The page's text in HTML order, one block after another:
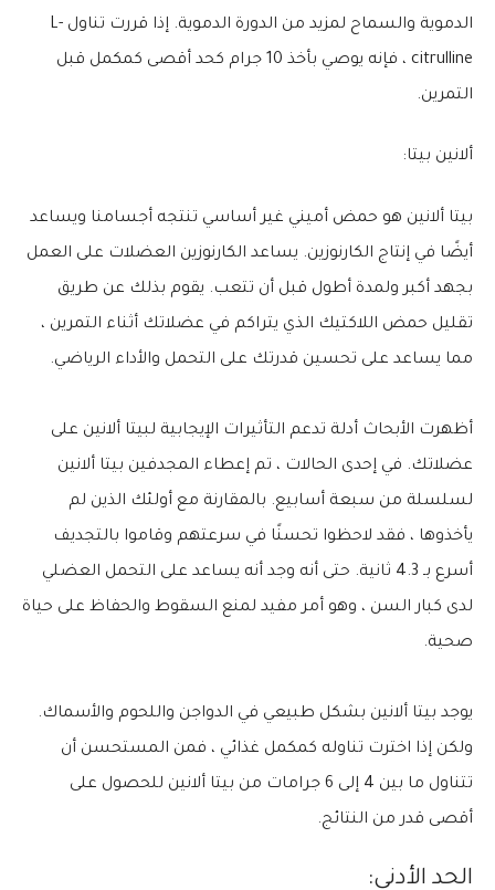
الدموية والسماح لمزيد من الدورة الدموية. إذا قررت تناول L-
citrulline ، فإنه يوصي بأخذ 10 جرام كحد أقصى كمكمل قبل
التمرين.
ألانين بيتا:
بيتا ألانين هو حمض أميني غير أساسي تنتجه أجسامنا ويساعد
أيضًا في إنتاج الكارنوزين. يساعد الكارنوزين العضلات على العمل
بجهد أكبر ولمدة أطول قبل أن تتعب. يقوم بذلك عن طريق
تقليل حمض اللاكتيك الذي يتراكم في عضلاتك أثناء التمرين ،
مما يساعد على تحسين قدرتك على التحمل والأداء الرياضي.
أظهرت الأبحاث أدلة تدعم التأثيرات الإيجابية لبيتا ألانين على
عضلاتك. في إحدى الحالات ، تم إعطاء المجدفين بيتا ألانين
لسلسلة من سبعة أسابيع. بالمقارنة مع أولئك الذين لم
يأخذوها ، فقد لاحظوا تحسنًا في سرعتهم وقاموا بالتجديف
أسرع بـ 4.3 ثانية. حتى أنه وجد أنه يساعد على التحمل العضلي
لدى كبار السن ، وهو أمر مفيد لمنع السقوط والحفاظ على حياة
صحية.
يوجد بيتا ألانين بشكل طبيعي في الدواجن واللحوم والأسماك.
ولكن إذا اخترت تناوله كمكمل غذائي ، فمن المستحسن أن
تتناول ما بين 4 إلى 6 جرامات من بيتا ألانين للحصول على
أقصى قدر من النتائج.
الحد الأدنى: